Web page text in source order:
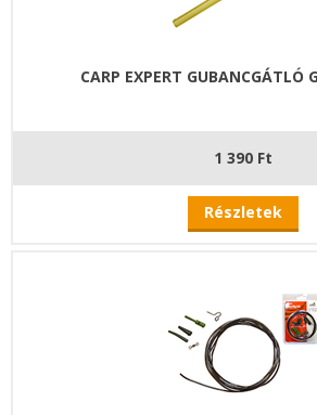
CARP EXPERT GUBANCGÁTLÓ
1 390 Ft
Részletek